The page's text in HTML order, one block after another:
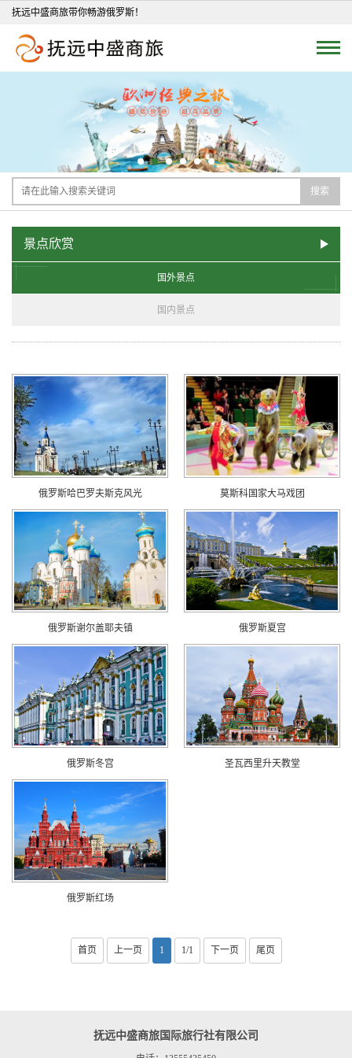
抚远中盛商旅带你畅游俄罗斯！
搜索
景点欣赏
国外景点
国内景点
俄罗斯哈巴罗夫斯克风光 莫斯科国家大马戏团
俄罗斯谢尔盖耶夫镇 俄罗斯夏宫
俄罗斯冬宫 圣瓦西里升天教堂
俄罗斯红场
首页 上一页 1 1/1 下一页 尾页
抚远中盛商旅国际旅行社有限公司